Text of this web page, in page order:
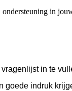
ondersteuning in
in te
goede indruk